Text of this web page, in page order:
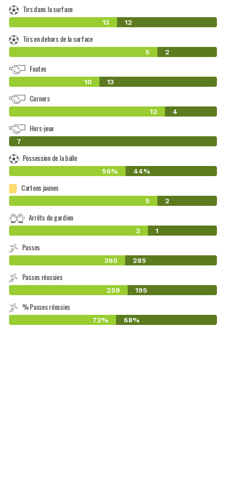
Tirs dans la surface
13 12
Tirs en dehors de la surface
5 2
Fautes
10 13
Corners
12 4
Hors-jeux
0
7
Possession de la balle
56% 44%
Cartons jaunes
5 2
Arrêts du gardien
2 1
Passes
360 285
Passes réussies
259 195
% Passes réussies
72% 68%